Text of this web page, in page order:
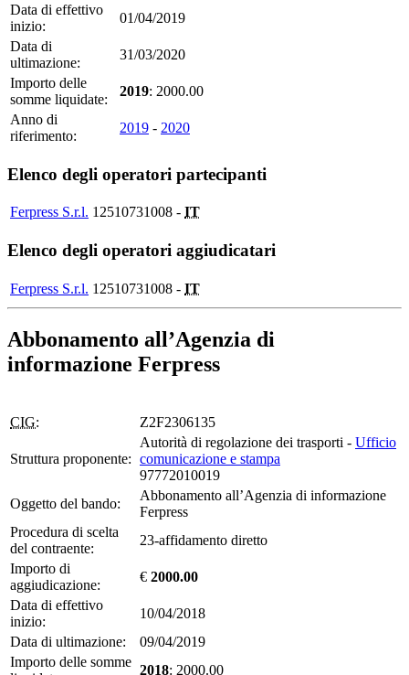
Data di effettivo
inizio:
01/04/2019
Data di
ultimazione:
31/03/2020
Importo delle
somme liquidate:
2019: 2000.00
Anno di
riferimento:
2019 - 2020
Elenco degli operatori partecipanti
Ferpress S.r.l. 12510731008 - IT
Elenco degli operatori aggiudicatari
Ferpress S.r.l. 12510731008 - IT
Abbonamento all’Agenzia di
informazione Ferpress
CIG: Z2F2306135
Struttura proponente:
Autorità di regolazione dei trasporti - Ufficio
comunicazione e stampa
97772010019
Oggetto del bando:
Abbonamento all’Agenzia di informazione
Ferpress
Procedura di scelta
del contraente:
23-affidamento diretto
Importo di
aggiudicazione:
€ 2000.00
Data di effettivo
inizio:
10/04/2018
Data di ultimazione:
09/04/2019
Importo delle somme
2018: 2000.00